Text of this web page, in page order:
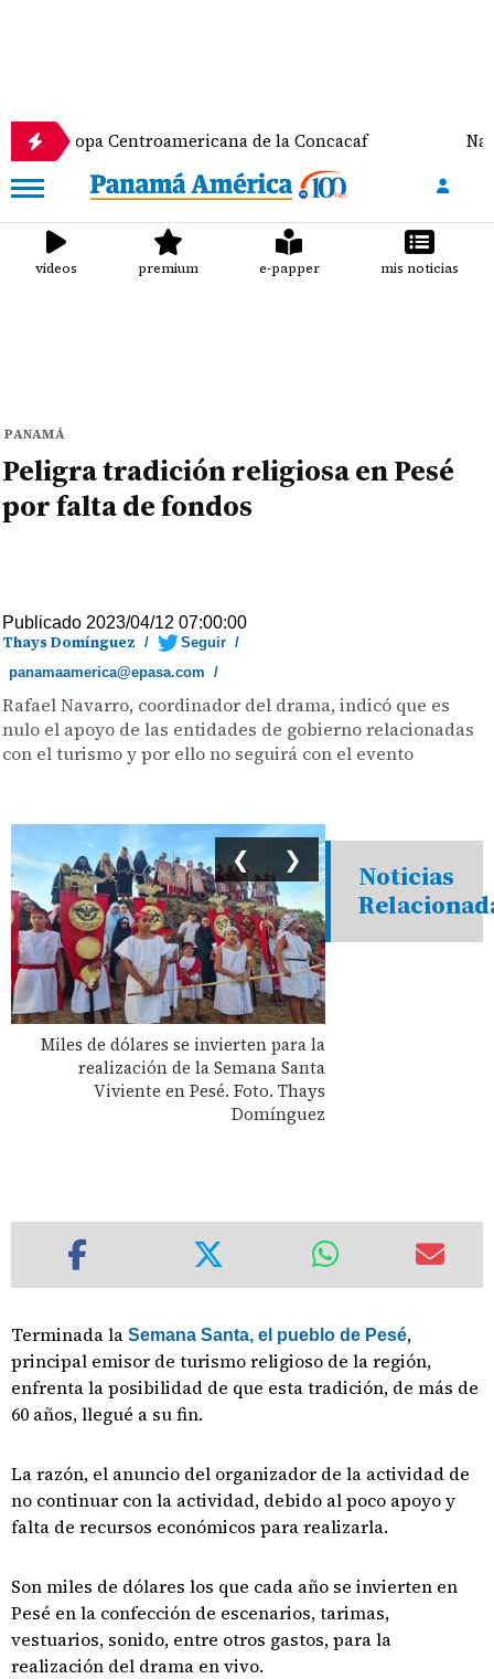
Centroamericana de la Concacaf Nathalee
videos premium e-papper mis noticias
PANAMÁ
Peligra tradición religiosa en Pesé
por falta de fondos
Publicado 2023/04/12 07:00:00
Thays Domínguez / Seguir /
panamaamerica@epasa.com /
Rafael Navarro, coordinador del drama, indicó que es
nulo el apoyo de las entidades de gobierno relacionadas
con el turismo y por ello no seguirá con el evento
Miles de dólares se invierten para la
realización de la Semana Santa
Viviente en Pesé. Foto. Thays
Domínguez
❮ ❯
Noticias
Terminada la Semana Santa, el pueblo de Pesé,
principal emisor de turismo religioso de la región,
enfrenta la posibilidad de que esta tradición, de más de
60 años, llegué a su fin.
La razón, el anuncio del organizador de la actividad de
no continuar con la actividad, debido al poco apoyo y
falta de recursos económicos para realizarla.
Son miles de dólares los que cada año se invierten en
Pesé en la confección de escenarios, tarimas,
vestuarios, sonido, entre otros gastos, para la
realización del drama en vivo.